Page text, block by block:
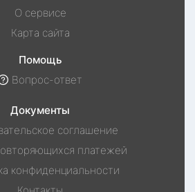
О сервисе
Карта сайта
Помощь
Вопрос-ответ
Документы
соглашение
платежей
конфиденциальности